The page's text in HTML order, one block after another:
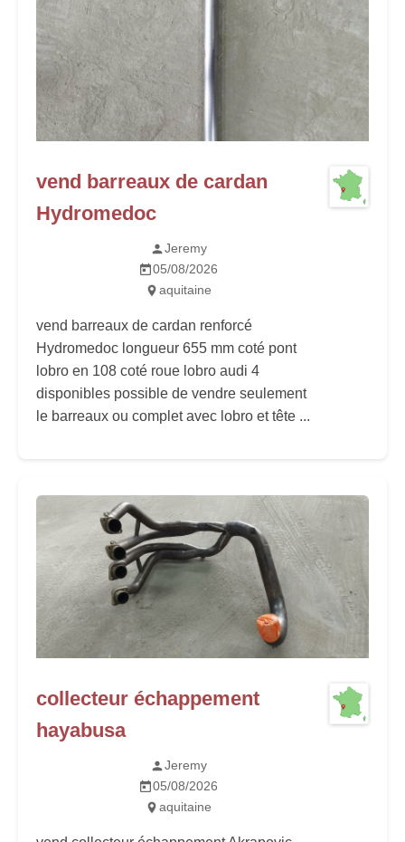
vend barreaux de cardan
Hydromedoc
Jeremy
05/08/2026
aquitaine
vend barreaux de cardan renforcé
Hydromedoc longueur 655 mm coté pont
lobro en 108 coté roue lobro audi 4
disponibles possible de vendre seulement
le barreaux ou complet avec lobro et tête ...
collecteur échappement
hayabusa
Jeremy
05/08/2026
aquitaine